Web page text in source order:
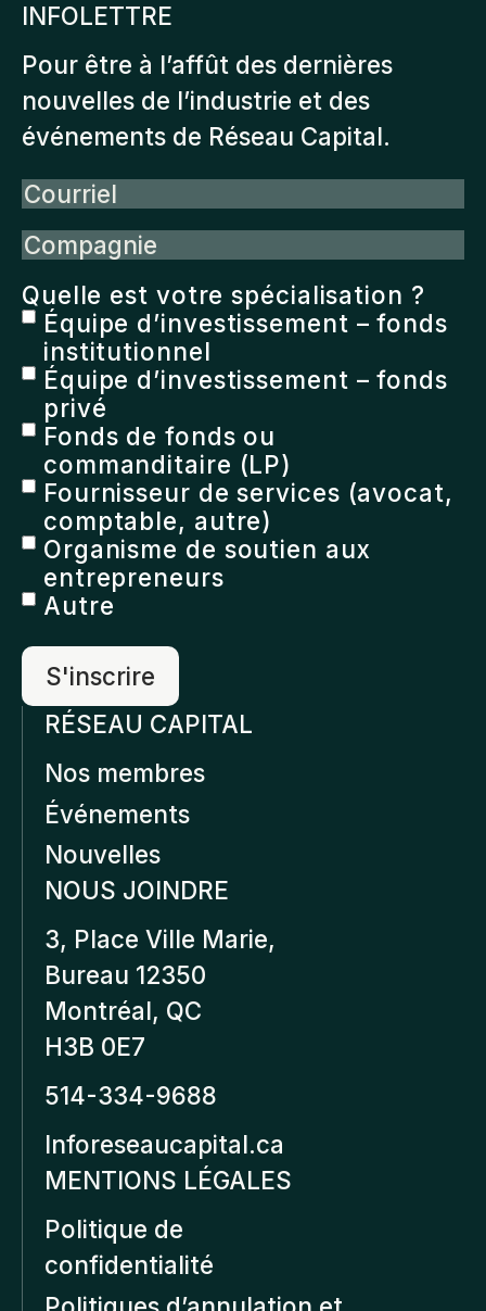
INFOLETTRE
Pour être à l’affût des dernières
nouvelles de l’industrie et des
événements de Réseau Capital.
Courriel
Compagnie
Quelle est votre spécialisation ?
Équipe d’investissement – fonds
institutionnel
Équipe d’investissement – fonds
privé
Fonds de fonds ou
commanditaire (LP)
Fournisseur de services (avocat,
comptable, autre)
Organisme de soutien aux
entrepreneurs
Autre
RÉSEAU CAPITAL
Nos membres
Événements
Nouvelles
NOUS JOINDRE
3, Place Ville Marie,
Bureau 12350
Montréal, QC
H3B 0E7
514-334-9688
Inforeseaucapital.ca
MENTIONS LÉGALES
Politique de
confidentialité